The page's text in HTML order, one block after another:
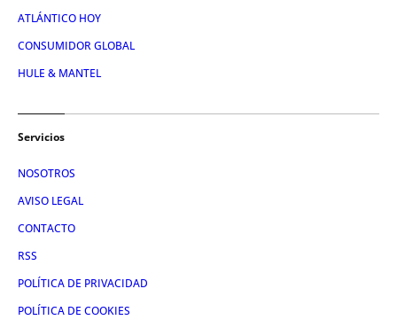
ATLÁNTICO HOY
CONSUMIDOR GLOBAL
HULE & MANTEL
Servicios
NOSOTROS
AVISO LEGAL
CONTACTO
RSS
POLÍTICA DE PRIVACIDAD
POLÍTICA DE COOKIES